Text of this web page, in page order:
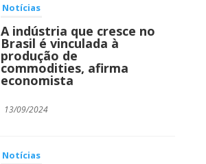
Notícias
A indústria que cresce no
Brasil é vinculada à
produção de
commodities, afirma
economista
13/09/2024
Notícias